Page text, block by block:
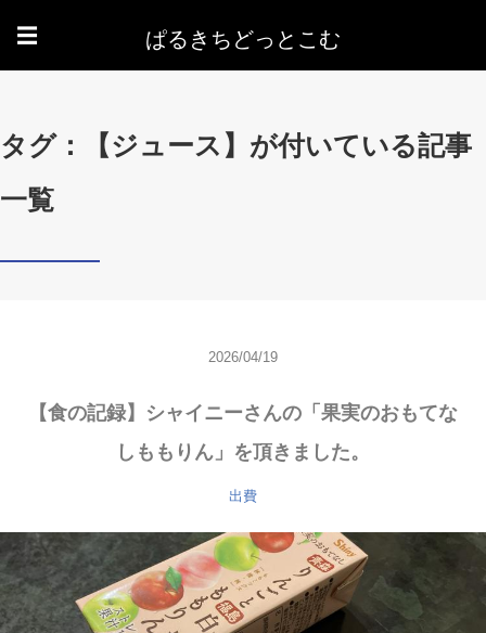
☰ ぱるきちどっとこむ
タグ：【ジュース】が付いている記事
一覧
2026/04/19
【食の記録】シャイニーさんの「果実のおもてな
しももりん」を頂きました。
出費